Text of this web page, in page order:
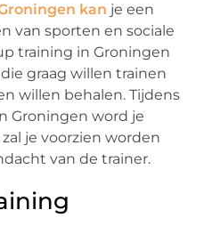
kan je een
van sporten en sociale
training in Groningen
graag willen trainen
willen behalen. Tijdens
Groningen word je
je voorzien worden
van de trainer.